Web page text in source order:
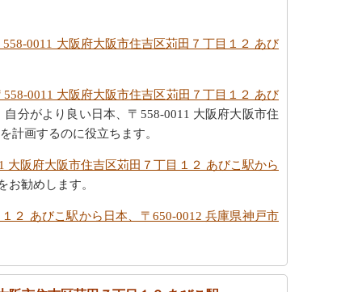
558-0011 大阪府大阪市住吉区苅田７丁目１２ あび
558-0011 大阪府大阪市住吉区苅田７丁目１２ あび
分がより良い日本、〒558-0011 大阪府大阪市住
計画するのに役立ちます。
大阪府大阪市住吉区苅田７丁目１２ あびこ駅から
お勧めします。
２ あびこ駅から日本、〒650-0012 兵庫県神戸市